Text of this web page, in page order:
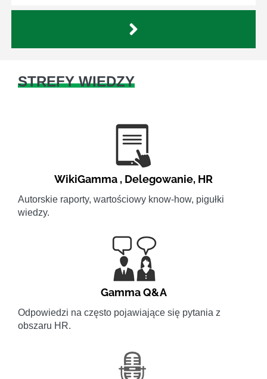
STREFY WIEDZY
WikiGamma , Delegowanie, HR
Autorskie raporty, wartościowy know-how, pigułki
wiedzy.
Gamma Q&A
Odpowiedzi na często pojawiające się pytania z
obszaru HR.